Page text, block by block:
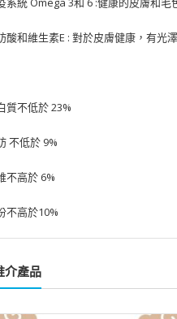
酸和維生素E : 對於皮膚健康，有光
質不低於 23%
不低於 9%
不高於 6%
不高於10%
介產品